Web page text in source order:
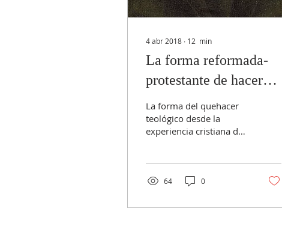
4 abr 2018 ∙ 12 min
La forma reformada-
protestante de hacer
teología
La forma del quehacer
teológico desde la
experiencia cristiana de
64 0